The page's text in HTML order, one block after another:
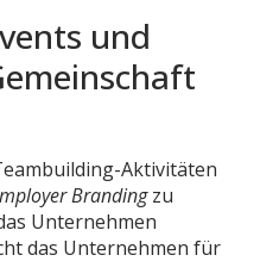
und
Aktivitäten
Brandingzu
Unternehmen
das Unternehmen für